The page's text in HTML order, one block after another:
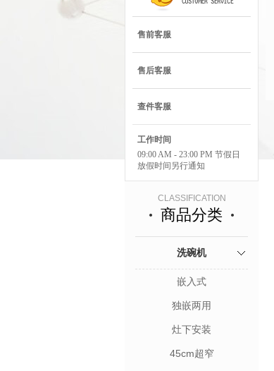
售前客服
售后客服
查件客服
工作时间
09:00 AM - 23:00 PM 节假日
放假时间另行通知
CLASSIFICATION
商品分类
洗碗机
嵌入式
独嵌两用
灶下安装
45cm超窄